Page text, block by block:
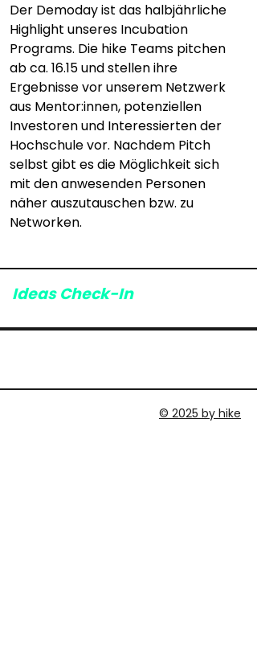
Der Demoday ist das halbjährliche
Highlight unseres Incubation
Programs. Die hike Teams pitchen
ab ca. 16.15 und stellen ihre
Ergebnisse vor unserem Netzwerk
aus Mentor:innen, potenziellen
Investoren und Interessierten der
Hochschule vor. Nachdem Pitch
selbst gibt es die Möglichkeit sich
mit den anwesenden Personen
näher auszutauschen bzw. zu
Networken.
Ideas Check-In
© 2025 by hike